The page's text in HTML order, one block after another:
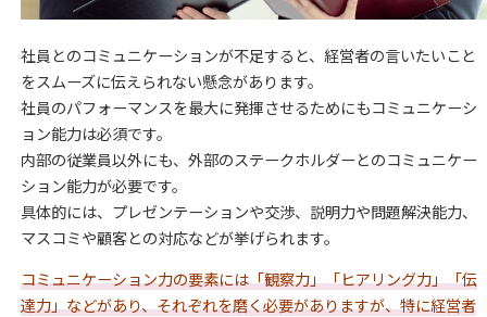
社員とのコミュニケーションが不足すると、経営者の言いたいこと
をスムーズに伝えられない懸念があります。
社員のパフォーマンスを最大に発揮させるためにもコミュニケーシ
ョン能力は必須です。
内部の従業員以外にも、外部のステークホルダーとのコミュニケー
ション能力が必要です。
具体的には、プレゼンテーションや交渉、説明力や問題解決能力、
マスコミや顧客との対応などが挙げられます。
コミュニケーション力の要素には「観察力」「ヒアリング力」「伝
達力」などがあり、それぞれを磨く必要がありますが、特に経営者